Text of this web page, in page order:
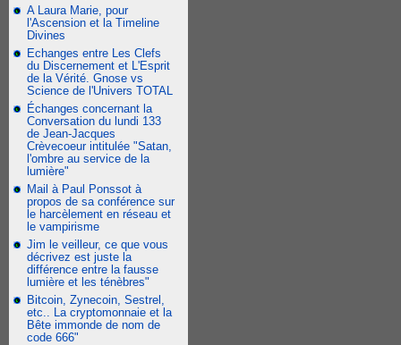
A Laura Marie, pour
l'Ascension et la Timeline
Divines
Echanges entre Les Clefs
du Discernement et L'Esprit
de la Vérité. Gnose vs
Science de l'Univers TOTAL
Échanges concernant la
Conversation du lundi 133
de Jean-Jacques
Crèvecoeur intitulée "Satan,
l'ombre au service de la
lumière"
Mail à Paul Ponssot à
propos de sa conférence sur
le harcèlement en réseau et
le vampirisme
Jim le veilleur, ce que vous
décrivez est juste la
différence entre la fausse
lumière et les ténèbres"
Bitcoin, Zynecoin, Sestrel,
etc.. La cryptomonnaie et la
Bête immonde de nom de
code 666"